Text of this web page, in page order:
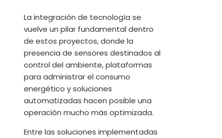
La integración de tecnología se
vuelve un pilar fundamental dentro
de estos proyectos, donde la
presencia de sensores destinados al
control del ambiente, plataformas
para administrar el consumo
energético y soluciones
automatizadas hacen posible una
operación mucho más optimizada.
Entre las soluciones implementadas